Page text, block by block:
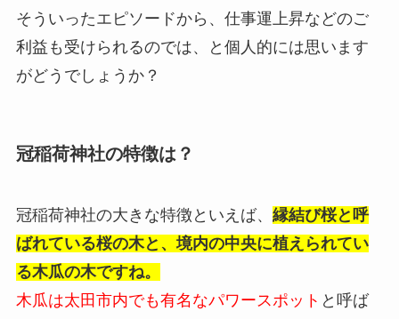
そういったエピソードから、仕事運上昇などのご
利益も受けられるのでは、と個人的には思います
がどうでしょうか？
冠稲荷神社の特徴は？
冠稲荷神社の大きな特徴といえば、 縁結び桜と呼
ばれている桜の木と、境内の中央に植えられてい
る木瓜の木ですね。
木瓜は太田市内でも有名なパワースポット と呼ば